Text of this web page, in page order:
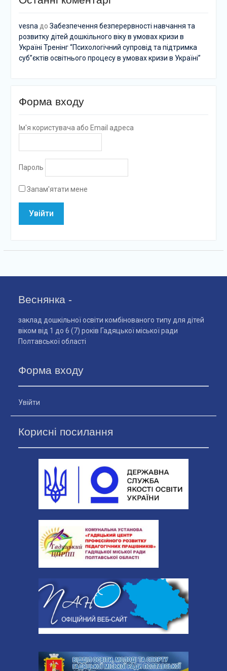
vesna до Забезпечення безперервності навчання та
розвитку дітей дошкільного віку в умовах кризи в
Україні Тренінг “Психологічний супровід та підтримка
суб”єктів освітнього процесу в умовах кризи в Україні”
Форма входу
Ім'я користувача або Email адреса
Пароль
Запам'ятати мене
Веснянка -
заклад дошкільної освіти комбінованого типу для дітей
віком від 1 до 6 (7) років Гадяцької міської ради
Полтавської області
Форма входу
Увійти
Корисні посилання